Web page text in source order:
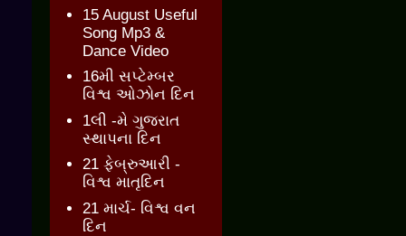
15 August Useful
Song Mp3 &
Dance Video
16મી સપ્ટેમ્બર
વિશ્વ ઓઝોન દિન
1લી -મે ગુજરાત
સ્થાપના દિન
21 ફેબ્રુઆરી -
વિશ્વ માતૃદિન
21 માર્ચ- વિશ્વ વન
દિન